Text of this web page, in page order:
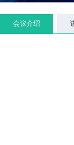
会议介绍